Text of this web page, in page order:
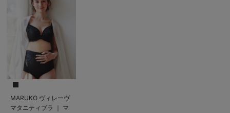
MARUKO ヴィレーヴ
マタニティブラ ｜ マ